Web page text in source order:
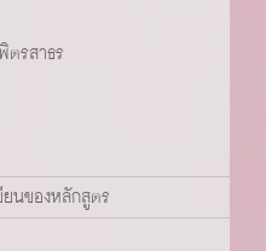
รสาธร
นของหลักสูตร